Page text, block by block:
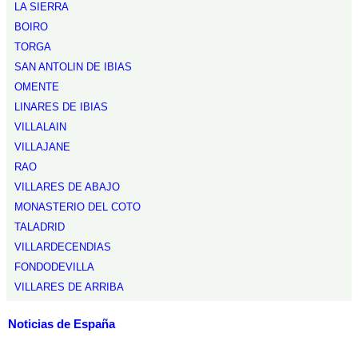
LA SIERRA
BOIRO
TORGA
SAN ANTOLIN DE IBIAS
OMENTE
LINARES DE IBIAS
VILLALAIN
VILLAJANE
RAO
VILLARES DE ABAJO
MONASTERIO DEL COTO
TALADRID
VILLARDECENDIAS
FONDODEVILLA
VILLARES DE ARRIBA
Noticias de España